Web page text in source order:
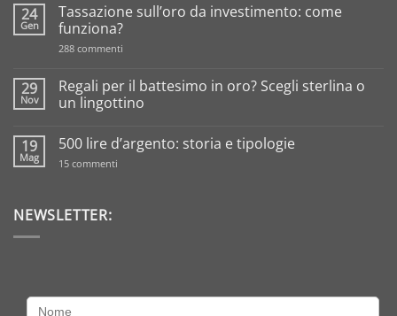
24
Gen
Tassazione sull’oro da investimento: come
funziona?
288 commenti
da
investimento:
come
29
Nov
Regali per il battesimo in oro? Scegli sterlina o
un lingottino
su
per
oro?
Scegli
19
Mag
500 lire d’argento: storia e tipologie
15 commenti
NEWSLETTER: